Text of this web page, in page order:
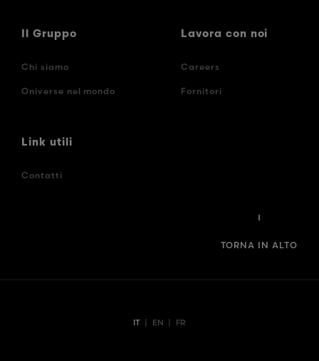
Il Gruppo
Chi siamo
Oniverse nel mondo
Lavora con noi
Careers
Fornitori
Link utili
Contatti
TORNA IN ALTO
IT | EN | FR